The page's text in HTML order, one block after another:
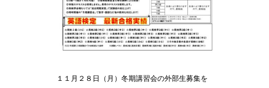
１１月２８日（月）冬期講習会の外部生募集を